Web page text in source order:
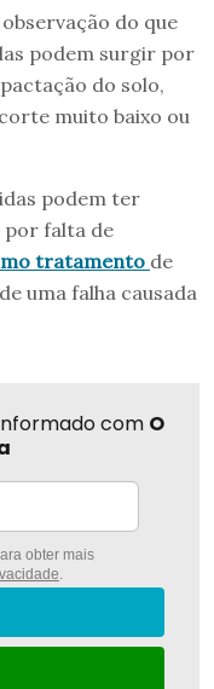
do que
podem surgir por
do solo,
muito baixo ou
podem ter
por falta de
tratamento de
uma falha causada
com O
obter mais